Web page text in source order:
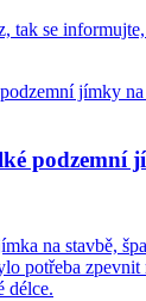
tak se
podzemní
na stavbě,
potřeba zpevnit
délce.